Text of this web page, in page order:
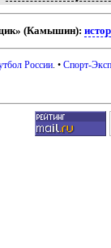
(Камышин):
России . •Спорт-